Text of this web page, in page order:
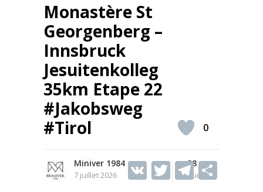
Monastère St
Georgenberg –
Innsbruck
Jesuitenkolleg
35km Etape 22
#Jakobsweg
#Tirol
Miniver 1984
7 juillet 2026
38
Vues
V T T
0